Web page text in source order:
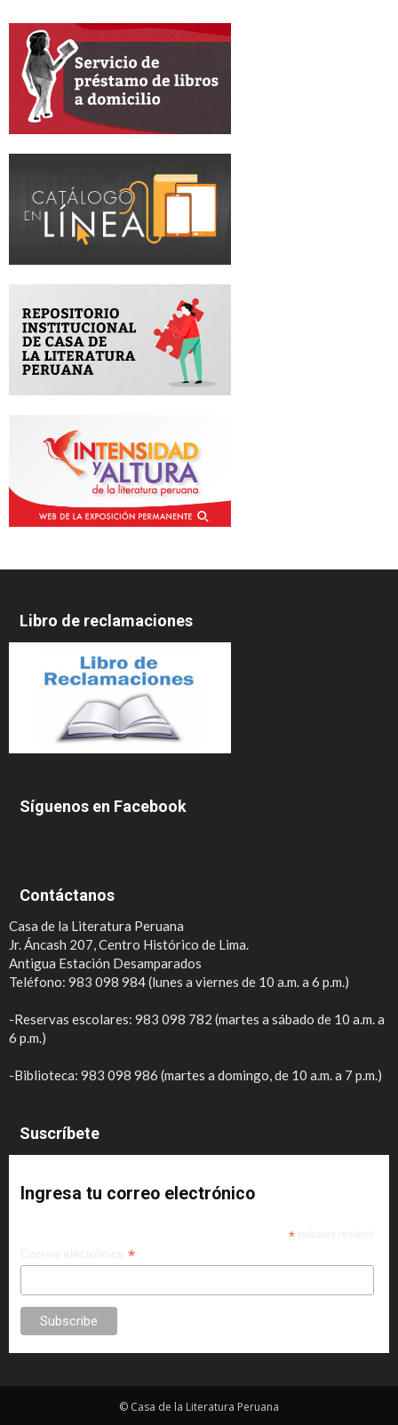
Libro de reclamaciones
Síguenos en Facebook
Contáctanos
Casa de la Literatura Peruana
Jr. Áncash 207, Centro Histórico de Lima.
Antigua Estación Desamparados
Teléfono: 983 098 984 (lunes a viernes de 10 a.m. a 6 p.m.)
-Reservas escolares: 983 098 782 (martes a sábado de 10 a.m. a
6 p.m.)
-Biblioteca: 983 098 986 (martes a domingo, de 10 a.m. a 7 p.m.)
Suscríbete
Ingresa tu correo electrónico
*
*
© Casa de la Literatura Peruana